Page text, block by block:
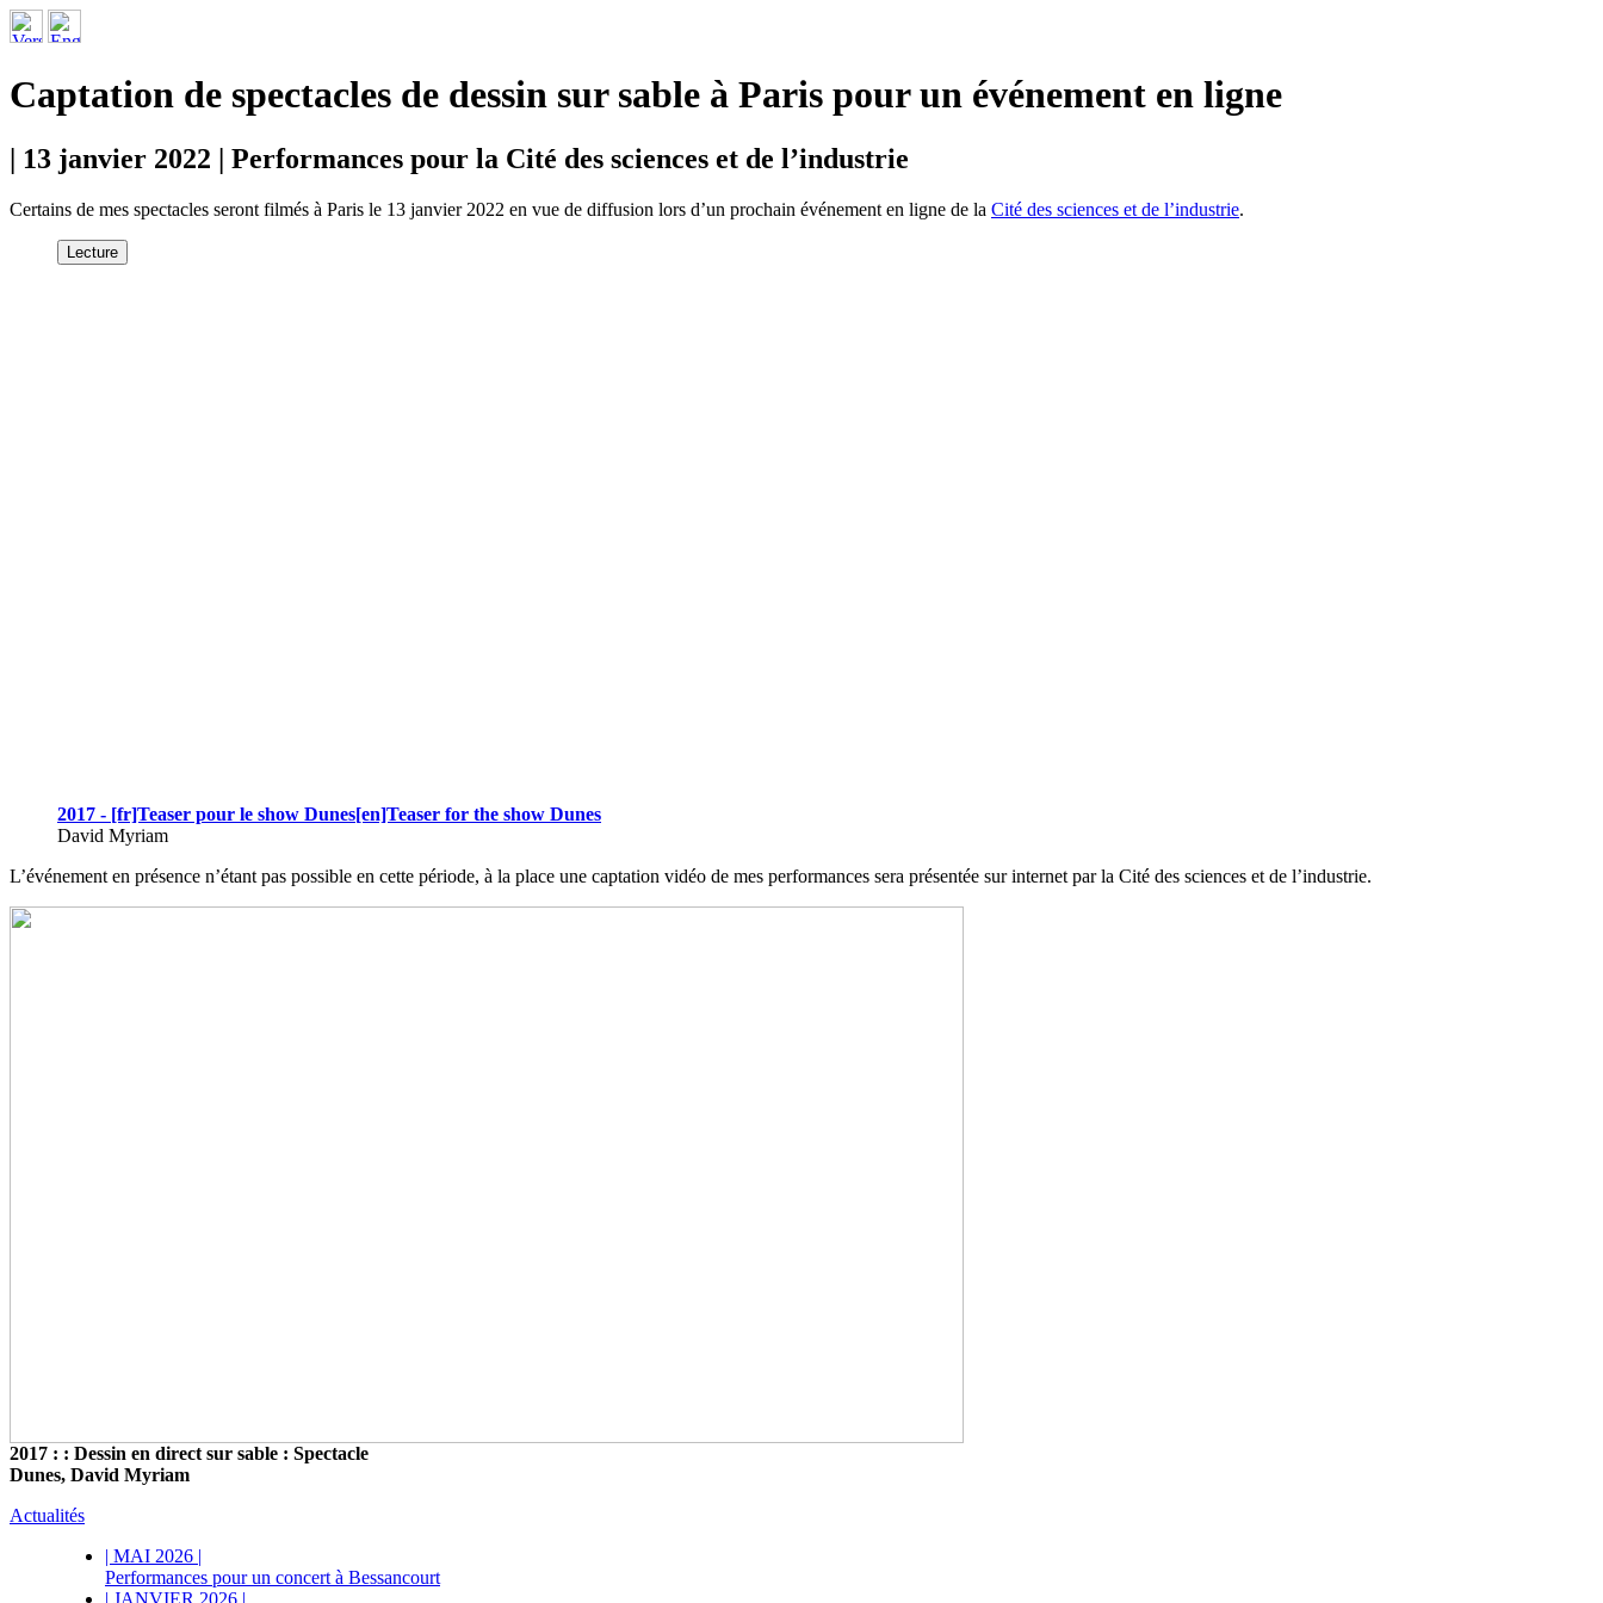
Captation de spectacles de dessin sur sable à Paris pour un événement en ligne
| 13 janvier 2022 | Performances pour la Cité des sciences et de l’industrie
Certains de mes spectacles seront filmés à Paris le 13 janvier 2022 en vue de diffusion lors d’un prochain événement en ligne de la Cité des sciences et de l’industrie.
Lecture
2017 - [fr]Teaser pour le show Dunes[en]Teaser for the show Dunes
David Myriam
L’événement en présence n’étant pas possible en cette période, à la place une captation vidéo de mes performances sera présentée sur internet par la Cité des sciences et de l’industrie.
2017 : : Dessin en direct sur sable : Spectacle
Dunes, David Myriam
Actualités
| MAI 2026 |
Performances pour un concert à Bessancourt
| JANVIER 2026 |